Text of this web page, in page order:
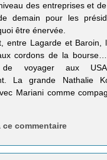
des entreprises et
demain pour les
être énervée.
entre Lagarde et Baroin,
cordons de la
de voyager aux
La grande Nathalie
Mariani comme
ce commentaire